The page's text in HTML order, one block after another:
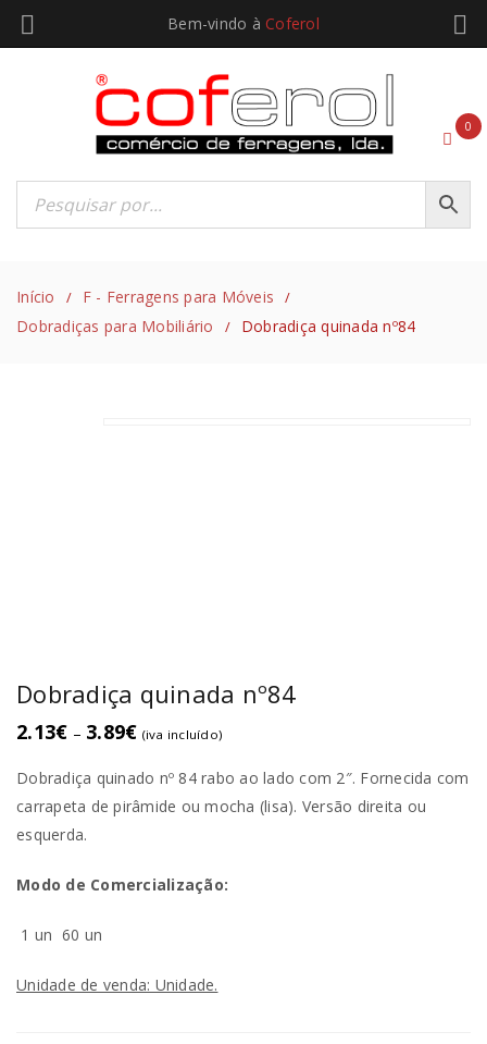
Bem-vindo à Coferol
0
Início / F - Ferragens para Móveis /
Dobradiças para Mobiliário / Dobradiça quinada nº84
Dobradiça quinada nº84
2.13€ – 3.89€ (iva incluído)
Dobradiça quinado nº 84 rabo ao lado com 2″. Fornecida com
carrapeta de pirâmide ou mocha (lisa). Versão direita ou
esquerda.
Modo de Comercialização:
1 un 60 un
Unidade de venda: Unidade.